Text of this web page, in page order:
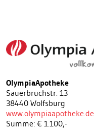
OlympiaApotheke
Sauerbruchstr. 13
38440 Wolfsburg
www.olympiaapotheke.de
Summe: € 1.100,-